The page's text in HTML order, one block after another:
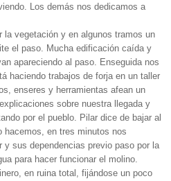
Los demás nos dedicamos a
la vegetación y en algunos tramos un
el paso. Mucha edificación caída y
apareciendo al paso. Enseguida nos
haciendo trabajos de forja en un taller
enseres y herramientas afean un
sobre nuestra llegada y
por el pueblo. Pilar dice de bajar al
hacemos, en tres minutos nos
y sus dependencias previo paso por la
para hacer funcionar el molino.
en ruina total, fijándose un poco